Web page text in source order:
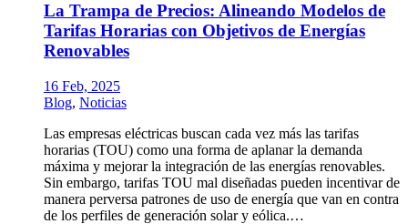
La Trampa de Precios: Alineando Modelos de
Tarifas Horarias con Objetivos de Energías
Renovables
16 Feb, 2025
Blog, Noticias
Las empresas eléctricas buscan cada vez más las tarifas
horarias (TOU) como una forma de aplanar la demanda
máxima y mejorar la integración de las energías renovables.
Sin embargo, tarifas TOU mal diseñadas pueden incentivar de
manera perversa patrones de uso de energía que van en contra
de los perfiles de generación solar y eólica.…